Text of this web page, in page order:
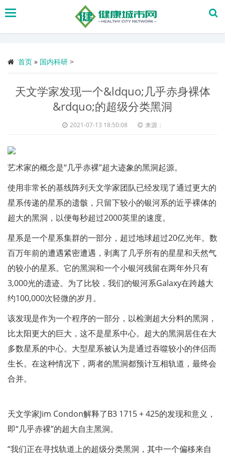
搜
首页 » 国内科研 >
天文学家发现一个&ldquo;几乎赤身裸体
&rdquo;的超级分类黑洞
2021-07-13 18:50:08 来源：
艺术家的概念是“几乎赤裸”超大迹象的黑洞起源。
使用非常长的基线阵列天文学家团队已经发现了通过更大的
星系传递的星系的遗骸，只留下较小的银河系的近乎裸体的
超大的黑洞，以便每秒超过2000英里的速度。
星系是一个星系集群的一部分，超过地球超过20亿光年。数
百万年前的遭遇紧密遭遇，剥离了几乎所有的星星和天然气
的较小的星系。它的黑洞和一个小银河残留在两年外只有
3,000光的遗迹。为了比较，我们的银河系Galaxy在跨越大
约100,000次轻微的岁月。
该发现是作为一个程序的一部分，以检测超大分料的黑洞，
比太阳更大的巨大，这不是星系中心。超大的黑洞居住在大
多数星系的中心。大型星系被认为是通过吞噬较小的伴侣而
生长。在这种情况下，两者的黑洞都预计互相轨道，最终会
合并。
天文学家Jim Condon解释了B3 1715 + 425的发现和意义，
即“几乎赤裸”的超大自主黑洞。
“我们正在寻找轨道上的超级分类黑洞，其中一个偏移来自